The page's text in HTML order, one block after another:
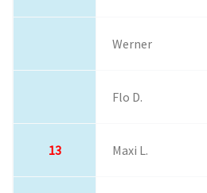
Werner
Flo D.
13 Maxi L.